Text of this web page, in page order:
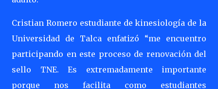
Cristian Romero estudiante de kinesiología de la
Universidad de Talca enfatizó “me encuentro
participando en este proceso de renovación del
sello TNE. Es extremadamente importante
porque nos facilita como estudiantes